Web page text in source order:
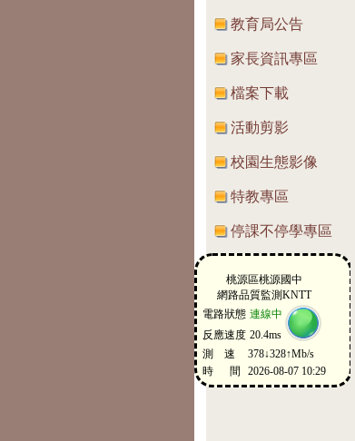
教育局公告
家長資訊專區
檔案下載
活動剪影
校園生態影像
特教專區
停課不停學專區